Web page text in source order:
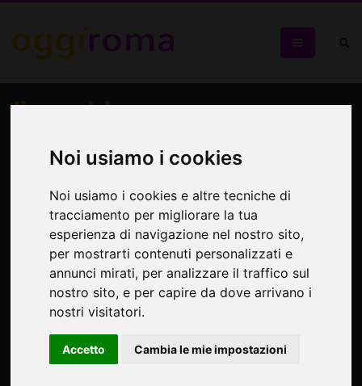
Noi usiamo i cookies
Noi usiamo i cookies e altre tecniche di
tracciamento per migliorare la tua
esperienza di navigazione nel nostro sito,
per mostrarti contenuti personalizzati e
annunci mirati, per analizzare il traffico sul
nostro sito, e per capire da dove arrivano i
nostri visitatori.
Accetto Cambia le mie impostazioni
Il secchio
Un testo di particolare intensità nella Settimana della
Memoria